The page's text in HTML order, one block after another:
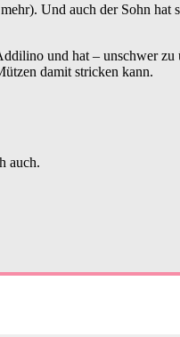
Und auch der Sohn hat
und hat – unschwer zu
damit stricken kann.
auch.